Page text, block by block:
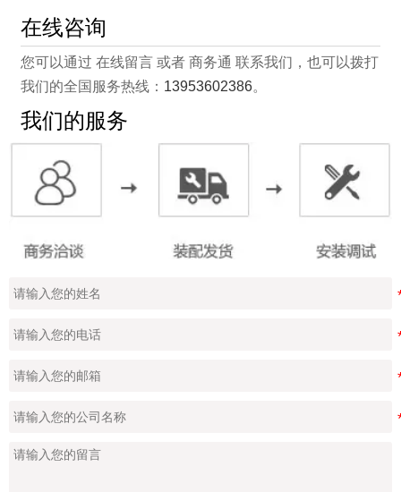
在线咨询
您可以通过 在线留言 或者 商务通 联系我们，也可以拨打
我们的全国服务热线： 13953602386。
我们的服务